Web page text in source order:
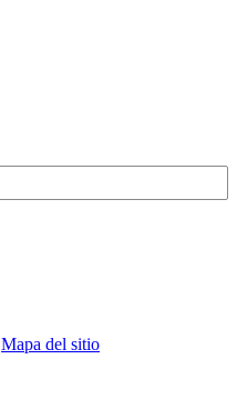
Mapa del sitio